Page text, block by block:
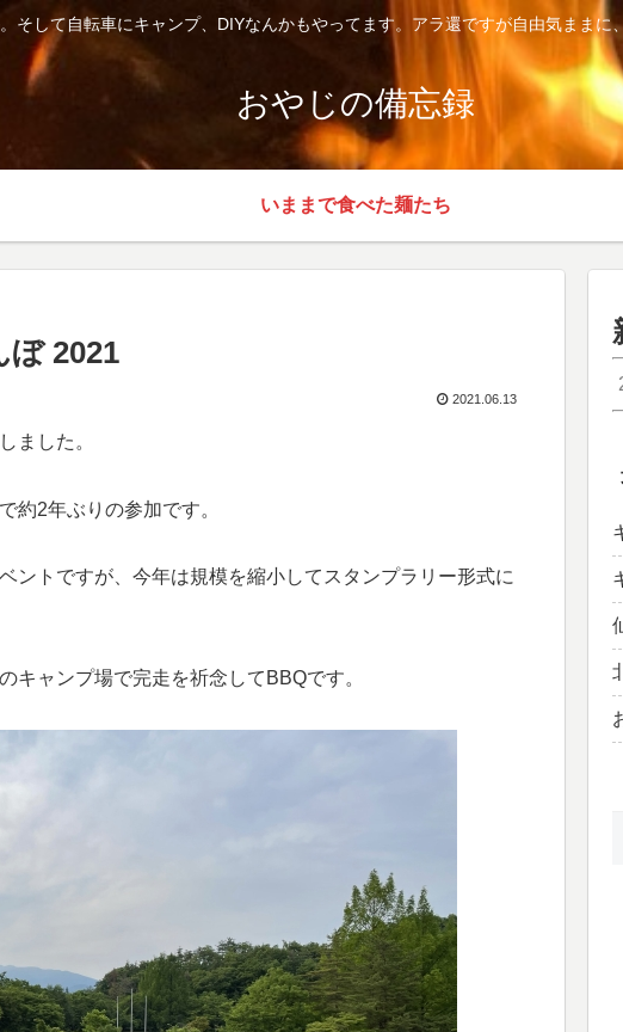
そして自転車にキャンプ、DIYなんかもやってます。アラ還ですが自由気まま
おやじの備忘録
いままで食べた麺たち
ぼ 2021
2021.06.13
ました。
約2年ぶりの参加です。
ントですが、今年は規模を縮小してスタンプラリー形式に
キャンプ場で完走を祈念してBBQです。